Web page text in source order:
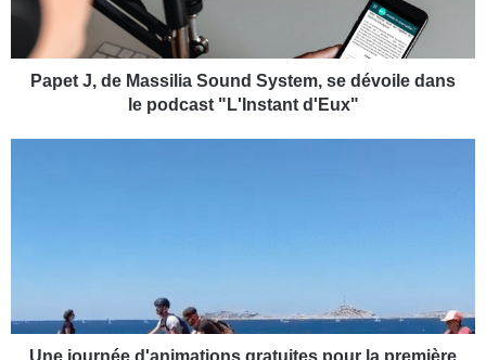
,
e
n
Papet J, de Massilia Sound System, se dévoile dans
le podcast "L'Instant d'Eux"
é
Une journée d'animations gratuites pour la première